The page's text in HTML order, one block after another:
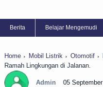
Berita Belajar Mengemudi
Home Mobil Listrik Otomotif
Ramah Lingkungan di Jalanan.
Admin 05